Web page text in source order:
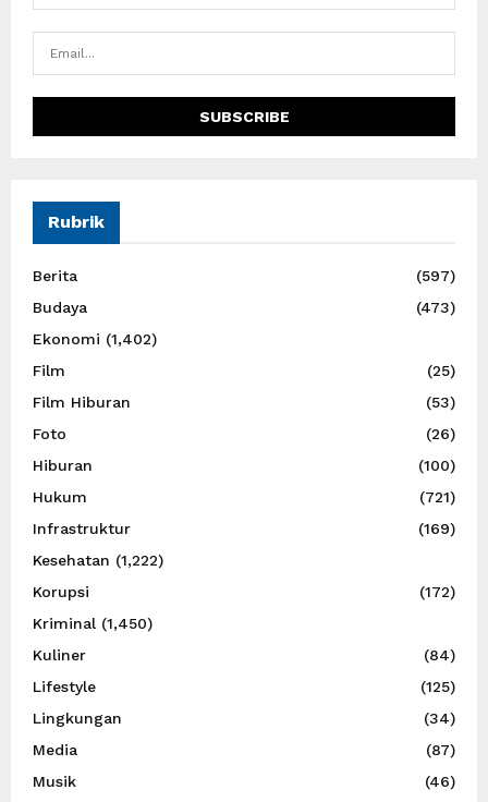
Rubrik
Berita
(597)
Budaya
(473)
Ekonomi (1,402)
Film
(25)
Film Hiburan
(53)
Foto
(26)
Hiburan
(100)
Hukum
(721)
Infrastruktur
(169)
Kesehatan (1,222)
Korupsi
(172)
Kriminal (1,450)
Kuliner
(84)
Lifestyle
(125)
Lingkungan
(34)
Media
(87)
Musik
(46)